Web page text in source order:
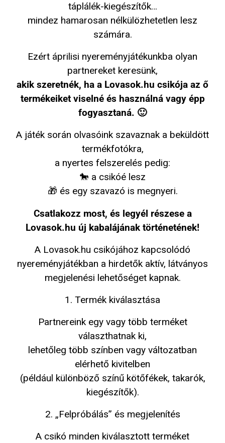
táplálék-kiegészítők…
mindez hamarosan nélkülözhetetlen lesz
számára.
Ezért áprilisi nyereményjátékunkba olyan
partnereket keresünk,
akik szeretnék, ha a Lovasok.hu csikója az ő
termékeiket viselné és használná vagy épp
fogyasztaná. 🙂
A játék során olvasóink szavaznak a beküldött
termékfotókra,
a nyertes felszerelés pedig:
🐎 a csikóé lesz
🎁 és egy szavazó is megnyeri.
Csatlakozz most, és legyél részese a
Lovasok.hu új kabalájának történetének!
A Lovasok.hu csikójához kapcsolódó
nyereményjátékban a hirdetők aktív, látványos
megjelenési lehetőséget kapnak.
1. Termék kiválasztása
Partnereink egy vagy több terméket
választhatnak ki,
lehetőleg több színben vagy változatban
elérhető kivitelben
(például különböző színű kötőfékek, takarók,
kiegészítők).
2. „Felpróbálás” és megjelenítés
A csikó minden kiválasztott terméket